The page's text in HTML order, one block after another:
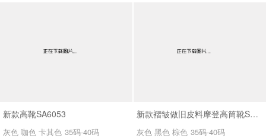
新款高靴SA6053
灰色 咖色 卡其色 35码-40码
新款褶皱做旧皮料摩登高筒靴SA3061
灰色 黑色 棕色 35码-40码